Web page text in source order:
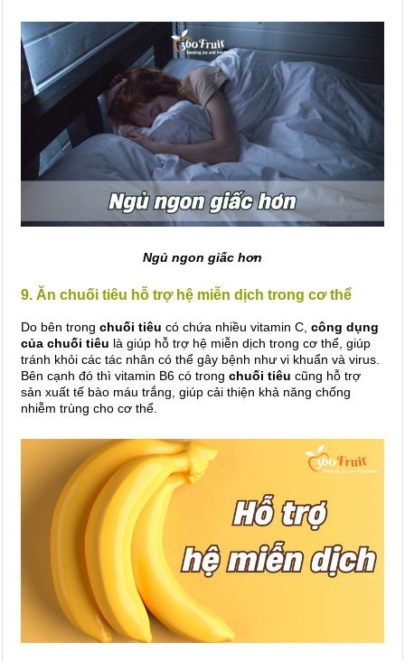
Ngủ ngon giấc hơn
9. Ăn chuối tiêu hỗ trợ hệ miễn dịch trong cơ thể
Do bên trong chuối tiêu có chứa nhiều vitamin C, công dụng
của chuối tiêu là giúp hỗ trợ hệ miễn dịch trong cơ thể, giúp
tránh khỏi các tác nhân có thể gây bệnh như vi khuẩn và virus.
Bên cạnh đó thì vitamin B6 có trong chuối tiêu cũng hỗ trợ
sản xuất tế bào máu trắng, giúp cải thiện khả năng chống
nhiễm trùng cho cơ thể.